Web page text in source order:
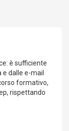
è sufficiente
dalle e-mail
formativo,
rispettando